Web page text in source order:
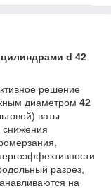
d 42
решение
диаметром 42
ваты
снижения
разрез,
на